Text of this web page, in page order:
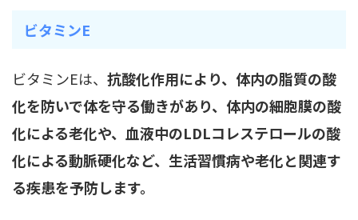
ビタミンE
ビタミンEは、 抗酸化作用により、体内の脂質の酸
化を防いで体を守る働きがあり、体内の細胞膜の酸
化による老化や、血液中のLDLコレステロールの酸
化による動脈硬化など、生活習慣病や老化と関連す
る疾患を予防します。